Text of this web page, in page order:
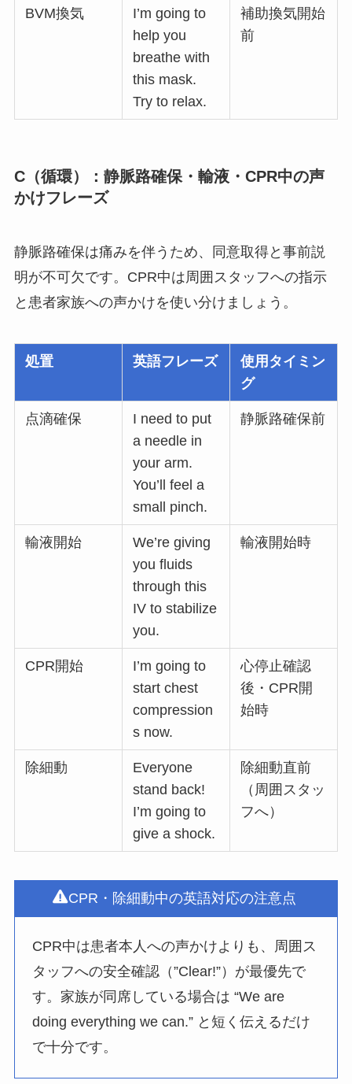
BVM換気
I’m going to
help you
breathe with
this mask.
Try to relax.
補助換気開始
前
C（循環）：静脈路確保・輸液・CPR中の声
かけフレーズ
静脈路確保は痛みを伴うため、同意取得と事前説
明が不可欠です。CPR中は周囲スタッフへの指示
と患者家族への声かけを使い分けましょう。
処置 英語フレーズ
使用タイミン
グ
点滴確保
I need to put
a needle in
your arm.
You’ll feel a
small pinch.
静脈路確保前
輸液開始
We’re giving
you fluids
through this
IV to stabilize
you.
輸液開始時
CPR開始
I’m going to
start chest
compression
s now.
心停止確認
後・CPR開
始時
除細動
Everyone
stand back!
I’m going to
give a shock.
除細動直前
（周囲スタッ
フへ）
CPR・除細動中の英語対応の注意点
CPR中は患者本人への声かけよりも、周囲ス
タッフへの安全確認（”Clear!”）が最優先で
す。家族が同席している場合は “We are
doing everything we can.” と短く伝えるだけ
で十分です。